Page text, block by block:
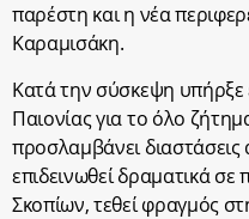
παρέστη και η νέα
Καραμισάκη.
Κατά την σύσκεψη
Παιονίας για το όλο
προσλαμβάνει
επιδεινωθεί δραματικά
Σκοπίων, τεθεί φραγμός